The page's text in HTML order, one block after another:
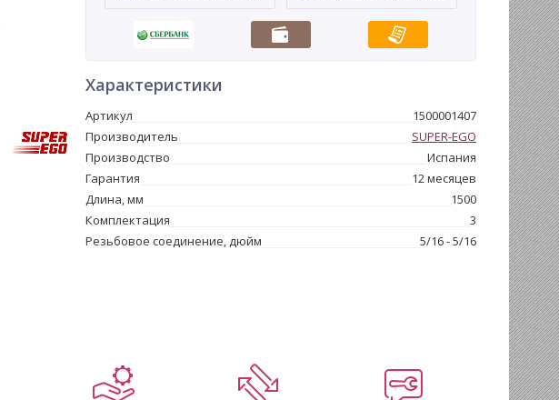
Характеристики
Артикул
1500001407
Производитель
SUPER-EGO
Производство
Испания
Гарантия
12 месяцев
Длина, мм
1500
Комплектация
3
Резьбовое соединение, дюйм
5/16 - 5/16